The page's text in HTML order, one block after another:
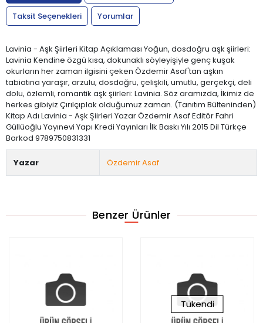
Taksit Seçenekleri
Yorumlar
Lavinia - Aşk Şiirleri Kitap Açıklaması Yoğun, dosdoğru aşk şiirleri:
Lavinia Kendine özgü kısa, dokunaklı söyleyişiyle genç kuşak
okurların her zaman ilgisini çeken Özdemir Asaf'tan aşkın
tabiatına yaraşır, arzulu, dosdoğru, çelişkili, umutlu, gerçekçi, deli
dolu, özlemli, romantik aşk şiirleri: Lavinia. Söz aramızda, İkimiz de
herkes gibiyiz Çırılçıplak olduğumuz zaman. (Tanıtım Bülteninden)
Kitap Adı Lavinia - Aşk Şiirleri Yazar Özdemir Asaf Editör Fahri
Güllüoğlu Yayınevi Yapı Kredi Yayınları İlk Baskı Yılı 2015 Dil Türkçe
Barkod 9789750831331
Yazar Özdemir Asaf
Benzer Ürünler
Tükendi